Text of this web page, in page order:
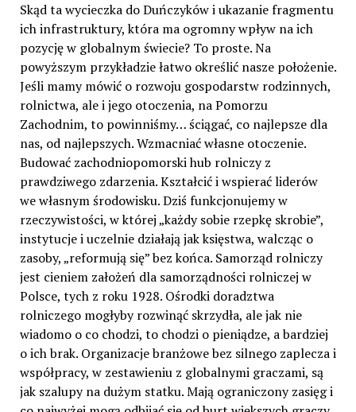
Skąd ta wycieczka do Duńczyków i ukazanie fragmentu
ich infrastruktury, która ma ogromny wpływ na ich
pozycję w globalnym świecie? To proste. Na
powyższym przykładzie łatwo określić nasze położenie.
Jeśli mamy mówić o rozwoju gospodarstw rodzinnych,
rolnictwa, ale i jego otoczenia, na Pomorzu
Zachodnim, to powinniśmy… ściągać, co najlepsze dla
nas, od najlepszych. Wzmacniać własne otoczenie.
Budować zachodniopomorski hub rolniczy z
prawdziwego zdarzenia. Kształcić i wspierać liderów
we własnym środowisku. Dziś funkcjonujemy w
rzeczywistości, w której „każdy sobie rzepkę skrobie”,
instytucje i uczelnie działają jak księstwa, walcząc o
zasoby, „reformują się” bez końca. Samorząd rolniczy
jest cieniem założeń dla samorządności rolniczej w
Polsce, tych z roku 1928. Ośrodki doradztwa
rolniczego mogłyby rozwinąć skrzydła, ale jak nie
wiadomo o co chodzi, to chodzi o pieniądze, a bardziej
o ich brak. Organizacje branżowe bez silnego zaplecza i
współpracy, w zestawieniu z globalnymi graczami, są
jak szalupy na dużym statku. Mają ograniczony zasięg i